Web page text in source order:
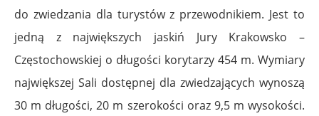
do zwiedzania dla turystów z przewodnikiem. Jest to
jedną z największych jaskiń Jury Krakowsko –
Częstochowskiej o długości korytarzy 454 m. Wymiary
największej Sali dostępnej dla zwiedzających wynoszą
30 m długości, 20 m szerokości oraz 9,5 m wysokości.